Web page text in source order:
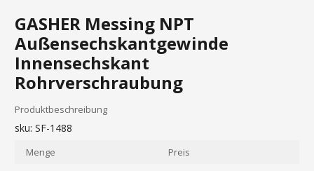
GASHER Messing NPT
Außensechskantgewinde
Innensechskant
Rohrverschraubung
Produktbeschreibung
sku: SF-1488
Menge Preis